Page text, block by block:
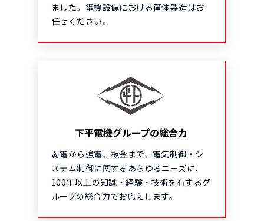
ました。電機設備における筐体製造はお
任せください。
下平電機グループの総合力
弱電から強電、板金まで、電気制御・シ
ステム制御に関するあらゆるニーズに、
100年以上の知識・経験・技術を有するグ
ループの総合力でお応えします。